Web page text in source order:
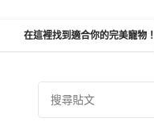
在這裡找到適合你的完美寵物！